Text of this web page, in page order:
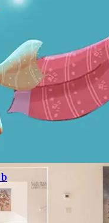
Museum